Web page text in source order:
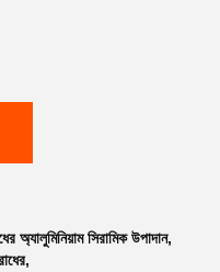
অ্যালুমিনিয়াম সিরামিক উপাদান,
,